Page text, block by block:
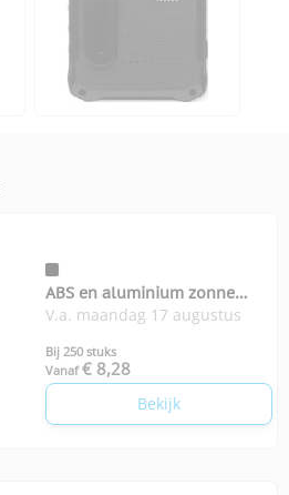
ABS en aluminium zonne
oplader
V.a. maandag 17 augustus
Bij 250 stuks
Vanaf € 8,28
Bekijk